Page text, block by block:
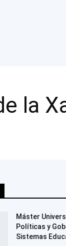
la
Máster
Políticas y
Sistemas